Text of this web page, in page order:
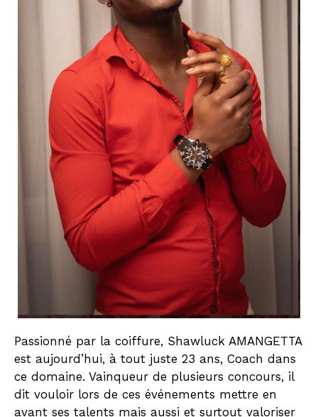
Passionné par la coiffure, Shawluck AMANGETTA
est aujourd’hui, à tout juste 23 ans, Coach dans
ce domaine. Vainqueur de plusieurs concours, il
dit vouloir lors de ces événements mettre en
avant ses talents mais aussi et surtout valoriser